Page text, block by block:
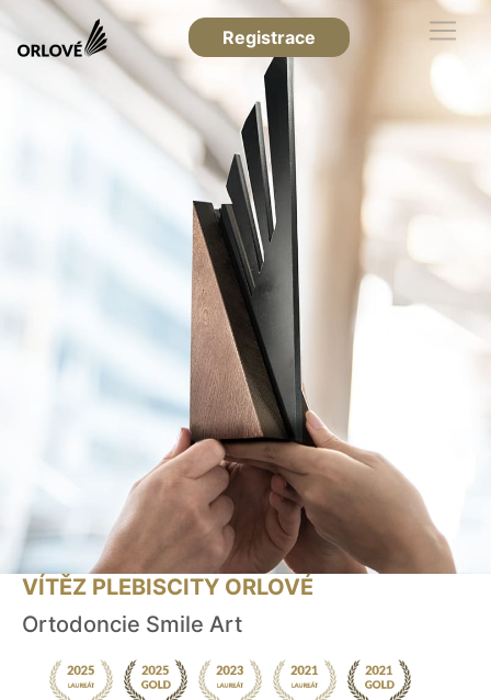
Registrace
VÍTĚZ PLEBISCITY ORLOVÉ
Ortodoncie Smile Art